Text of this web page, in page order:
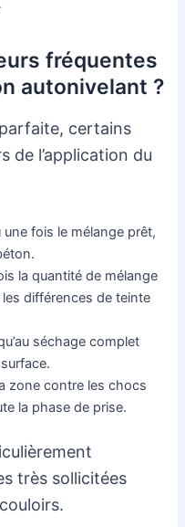
fréquentes
autonivelant ?
certains
de l’application du
une fois le mélange prêt,
la quantité de mélange
les différences de teinte
séchage complet
zone contre les chocs
la phase de prise.
très sollicitées